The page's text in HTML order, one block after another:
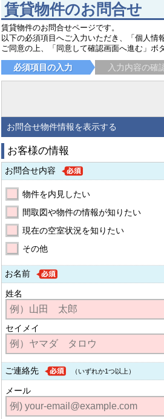
賃貸物件のお問合せ
賃貸物件のお問合せページです。
以下の必須項目へご入力いただき、「個人情
ご同意の上、「同意して確認画面へ進む」ボ
必須項目の入力 入力内容の確
お問合せ物件情報を表示する
お客様の情報
お問合せ内容
物件を内見したい
間取図や物件の情報が知りたい
現在の空室状況を知りたい
その他
お名前
姓名
セイメイ
ご連絡先 （いずれか1つ以上）
メール